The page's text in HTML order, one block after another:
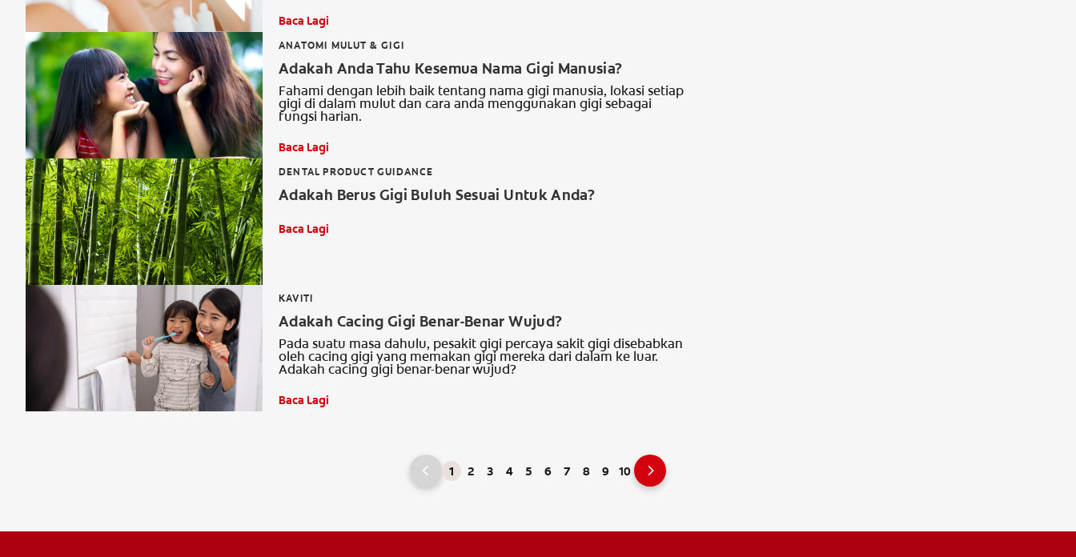
Baca Lagi
ANATOMI MULUT & GIGI
Adakah Anda Tahu Kesemua Nama Gigi Manusia?
Fahami dengan lebih baik tentang nama gigi manusia, lokasi setiap
gigi di dalam mulut dan cara anda menggunakan gigi sebagai
fungsi harian.
Baca Lagi
DENTAL PRODUCT GUIDANCE
Adakah Berus Gigi Buluh Sesuai Untuk Anda?
Baca Lagi
KAVITI
Adakah Cacing Gigi Benar-Benar Wujud?
Pada suatu masa dahulu, pesakit gigi percaya sakit gigi disebabkan
oleh cacing gigi yang memakan gigi mereka dari dalam ke luar.
Adakah cacing gigi benar-benar wujud?
Baca Lagi
1 2 3 4 5 6 7 8 9 10